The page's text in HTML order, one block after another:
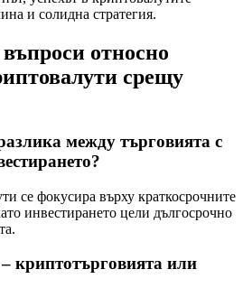
и солидна стратегия.
относно
срещу
между търговията с
се фокусира върху краткосрочните
инвестирането цели дългосрочно
криптотърговията или